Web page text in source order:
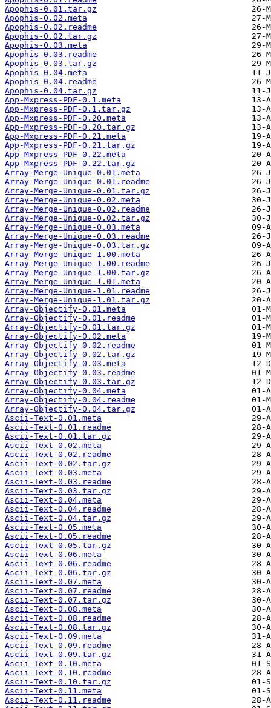
Apophis-0.01.tar.gz
Apophis-0.02.meta
Apophis-0.02.readme
Apophis-0.02.tar.gz
Apophis-0.03.meta
Apophis-0.03.readme
Apophis-0.03.tar.gz
Apophis-0.04.meta
Apophis-0.04.readme
Apophis-0.04.tar.gz
App-Mxpress-PDF-0.1.meta
App-Mxpress-PDF-0.1.tar.gz
App-Mxpress-PDF-0.20.meta
App-Mxpress-PDF-0.20.tar.gz
App-Mxpress-PDF-0.21.meta
App-Mxpress-PDF-0.21.tar.gz
App-Mxpress-PDF-0.22.meta
App-Mxpress-PDF-0.22.tar.gz
Array-Merge-Unique-0.01.meta
Array-Merge-Unique-0.01.readme
Array-Merge-Unique-0.01.tar.gz
Array-Merge-Unique-0.02.meta
Array-Merge-Unique-0.02.readme
Array-Merge-Unique-0.02.tar.gz
Array-Merge-Unique-0.03.meta
Array-Merge-Unique-0.03.readme
Array-Merge-Unique-0.03.tar.gz
Array-Merge-Unique-1.00.meta
Array-Merge-Unique-1.00.readme
Array-Merge-Unique-1.00.tar.gz
Array-Merge-Unique-1.01.meta
Array-Merge-Unique-1.01.readme
Array-Merge-Unique-1.01.tar.gz
Array-Objectify-0.01.meta
Array-Objectify-0.01.readme
Array-Objectify-0.01.tar.gz
Array-Objectify-0.02.meta
Array-Objectify-0.02.readme
Array-Objectify-0.02.tar.gz
Array-Objectify-0.03.meta
Array-Objectify-0.03.readme
Array-Objectify-0.03.tar.gz
Array-Objectify-0.04.meta
Array-Objectify-0.04.readme
Array-Objectify-0.04.tar.gz
Ascii-Text-0.01.meta
Ascii-Text-0.01.readme
Ascii-Text-0.01.tar.gz
Ascii-Text-0.02.meta
Ascii-Text-0.02.readme
Ascii-Text-0.02.tar.gz
Ascii-Text-0.03.meta
Ascii-Text-0.03.readme
Ascii-Text-0.03.tar.gz
Ascii-Text-0.04.meta
Ascii-Text-0.04.readme
Ascii-Text-0.04.tar.gz
Ascii-Text-0.05.meta
Ascii-Text-0.05.readme
Ascii-Text-0.05.tar.gz
Ascii-Text-0.06.meta
Ascii-Text-0.06.readme
Ascii-Text-0.06.tar.gz
Ascii-Text-0.07.meta
Ascii-Text-0.07.readme
Ascii-Text-0.07.tar.gz
Ascii-Text-0.08.meta
Ascii-Text-0.08.readme
Ascii-Text-0.08.tar.gz
Ascii-Text-0.09.meta
Ascii-Text-0.09.readme
Ascii-Text-0.09.tar.gz
Ascii-Text-0.10.meta
Ascii-Text-0.10.readme
Ascii-Text-0.10.tar.gz
Ascii-Text-0.11.meta
Ascii-Text-0.11.readme